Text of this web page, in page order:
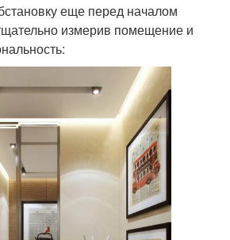
еще перед началом
измерив помещение и